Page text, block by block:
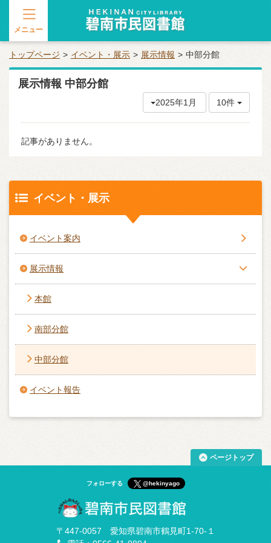
メニュー
トップページ イベント・展示 展示情報 中部分館
展示情報 中部分館
2025年1月 10件
記事がありません。
イベント・展示
イベント案内
展示情報
本館
南部分館
中部分館
イベント報告
ページトップ
フォローする @hekinyago
〒447-0057 愛知県碧南市鶴見町1-70-１